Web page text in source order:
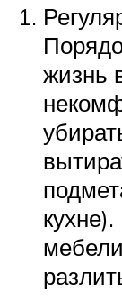
жизнь